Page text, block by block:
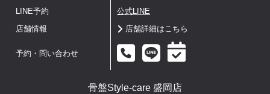
LINE予約 公式LINE
店舗情報 店舗詳細はこちら
予約・問い合わせ
骨盤Style-care 盛岡店